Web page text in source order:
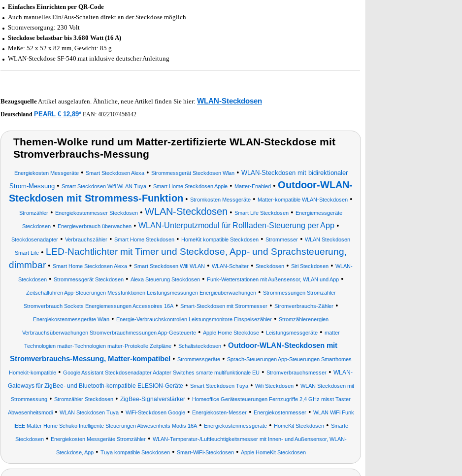
Einfaches Einrichten per QR-Code
Auch manuelles Ein/Aus-Schalten direkt an der Steckdose möglich
Stromversorgung: 230 Volt
Steckdose belastbar bis 3.680 Watt (16 A)
Maße: 52 x 52 x 82 mm, Gewicht: 85 g
WLAN-Steckdose SF-540.mat inklusive deutscher Anleitung
BezugsquelleArtikel ausgelaufen. Ähnliche, neue Artikel finden Sie hier: WLAN-Steckdosen
Deutschland PEARL € 12,89* EAN: 4022107456142
Themen-Wolke rund um Matter-zertifizierte WLAN-Steckdose mit
Stromverbrauchs-Messung
Energiekosten Messgeräte• Smart Steckdosen Alexa• Strommessgerät Steckdosen Wlan• WLAN-Steckdosen mit bidirektionaler
Strom-Messung• Smart Steckdosen Wifi WLAN Tuya• Smart Home Steckdosen Apple• Matter-Enabled• Outdoor-WLAN-
Steckdosen mit Strommess-Funktion • Stromkosten Messgeräte • Matter-kompatible WLAN-Steckdosen •
Stromzähler • Energiekostenmesser Steckdosen • WLAN-Steckdosen • Smart Life Steckdosen • Energiemessgeräte
Steckdosen • Energieverbrauch überwachen • WLAN-Unterputzmodul für Rollladen-Steuerung per App •
Steckdosenadapter • Verbrauchszähler • Smart Home Steckdosen • HomeKit kompatible Steckdosen • Strommesser • WLAN Steckdosen
Smart Life • LED-Nachtlichter mit Timer und Steckdose, App- und Sprachsteuerung,
dimmbar • Smart Home Steckdosen Alexa • Smart Steckdosen Wifi WLAN • WLAN-Schalter • Steckdosen • Siri Steckdosen • WLAN-
Steckdosen• Strommessgerät Steckdosen• Alexa Steuerung Steckdosen• Funk-Wetterstationen mit Außensensor, WLAN und App•
Zeitschaltuhren App-Steuerungen Messfunktionen Leistungsmessungen Energieüberwachungen• Strommessungen Stromzähler
Stromverbrauch Sockets Energiemessungen Accessoires 16A• Smart-Steckdosen mit Strommesser• Stromverbrauchs-Zähler•
Energiekostenmessgeräte Wlan • Energie-Verbrauchskontrollen Leistungsmonitore Einspeisezähler • Stromzählerenergien
Verbrauchsüberwachungen Stromverbrauchmessungen App-Gesteuerte• Apple Home Steckdose• Leistungsmessgeräte• matter
Technologien matter-Technologien matter-Protokolle Zeitpläne • Schaltsteckdosen • Outdoor-WLAN-Steckdosen mit
Stromverbrauchs-Messung, Matter-kompatibel • Strommessgeräte • Sprach-Steuerungen App-Steuerungen Smarthomes
Homekit-kompatible • Google Assistant Steckdosenadapter Adapter Switches smarte multifunktionale EU • Stromverbrauchsmesser • WLAN-
Gateways für ZigBee- und Bluetooth-kompatible ELESION-Geräte • Smart Steckdosen Tuya• Wifi Steckdosen• WLAN Steckdosen mit
Strommessung • Stromzähler Steckdosen • ZigBee-Signalverstärker • Homeoffice Gerätesteuerungen Fernzugriffe 2,4 GHz misst Taster
Abwesenheitsmodi• WLAN Steckdosen Tuya• WiFi-Steckdosen Google• Energiekosten-Messer• Energiekostenmesser• WLAN WiFi Funk
IEEE Matter Home Schuko Intelligente Steuerungen Abwesenheits Modis 16A • Energiekostenmessgeräte • HomeKit Steckdosen • Smarte
Steckdosen• Energiekosten Messgeräte Stromzähler• WLAN-Temperatur-/Luftfeuchtigkeitsmesser mit Innen- und Außensensor, WLAN-
Steckdose, App• Tuya kompatible Steckdosen• Smart-WiFi-Steckdosen• Apple HomeKit Steckdosen